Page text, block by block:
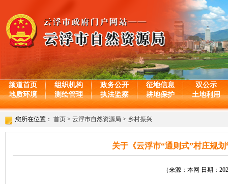
频道首页 组织机构 政务公开 征地信息
双公示
地质环境
测绘管理 执法监察 耕地保护 土地利用
您所在位置： 首页 > 云浮市自然资源局 > 乡村振兴
关于《云浮市“通则式”村庄规
（来源：本网 日期：